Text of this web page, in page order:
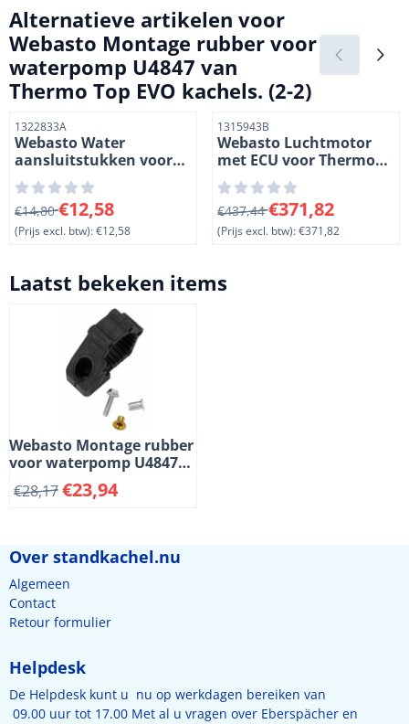
Alternatieve artikelen voor
Webasto Montage rubber voor
waterpomp U4847 van
Thermo Top EVO kachels. (2-2)
Artikelnummer
1322833A
Webasto Water
aansluitstukken voor
Thermo Top EVO
kachels.
Warmtewisselaar 2 x
90å¡. (2-4)
Van 14,80 voor 12,58, exclusief btw: 12,58
€14,80€12,58
(Prijs excl. btw):€12,58
Artikelnummer
1315943B
Webasto Luchtmotor
met ECU voor Thermo
Top EVO 4. 12 Volt.
Diesel. (1-3)
Van 437,44 voor 371,82,
€437,44€371,82
(Prijs excl. btw):€371,82
Laatst bekeken items
Webasto Montage rubber
voor waterpomp U4847
van Thermo Top EVO
kachels. (2-2)
€28,17€23,94
Over standkachel.nu
Algemeen
Contact
Retour formulier
Helpdesk
De Helpdesk kunt u nu op werkdagen bereiken van
09.00 uur tot 17.00 Met al u vragen over Eberspächer en